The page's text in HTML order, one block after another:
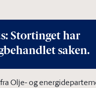
Stortinget har
saken.
fra Olje- og